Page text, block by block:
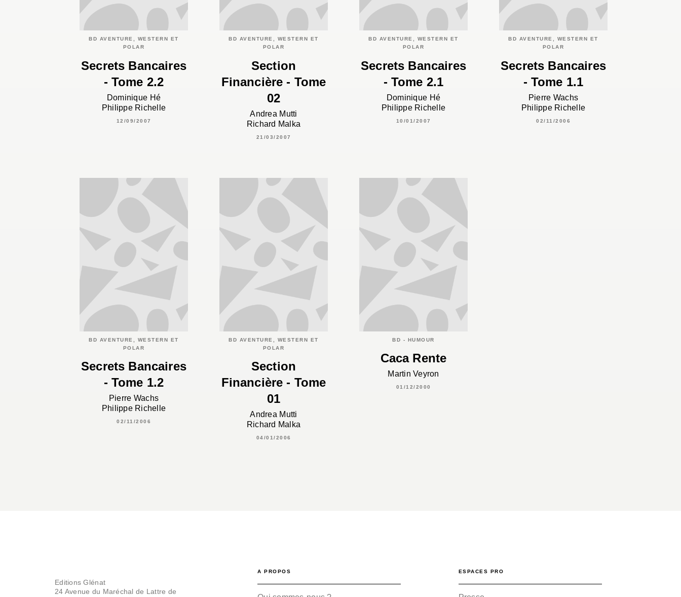
BD AVENTURE, WESTERN ET
POLAR
Secrets Bancaires
- Tome 2.2
Dominique Hé
Philippe Richelle
12/09/2007
BD AVENTURE, WESTERN ET
POLAR
Section
Financière - Tome
02
Andrea Mutti
Richard Malka
21/03/2007
BD AVENTURE, WESTERN ET
POLAR
Secrets Bancaires
- Tome 2.1
Dominique Hé
Philippe Richelle
10/01/2007
BD AVENTURE, WESTERN ET
POLAR
Secrets Bancaires
- Tome 1.1
Pierre Wachs
Philippe Richelle
02/11/2006
BD AVENTURE, WESTERN ET
POLAR
Secrets Bancaires
- Tome 1.2
Pierre Wachs
Philippe Richelle
02/11/2006
BD AVENTURE, WESTERN ET
POLAR
Section
Financière - Tome
01
Andrea Mutti
Richard Malka
04/01/2006
BD - HUMOUR
Caca Rente
Martin Veyron
01/12/2000
Editions Glénat
24 Avenue du Maréchal de Lattre de
A PROPOS ESPACES PRO